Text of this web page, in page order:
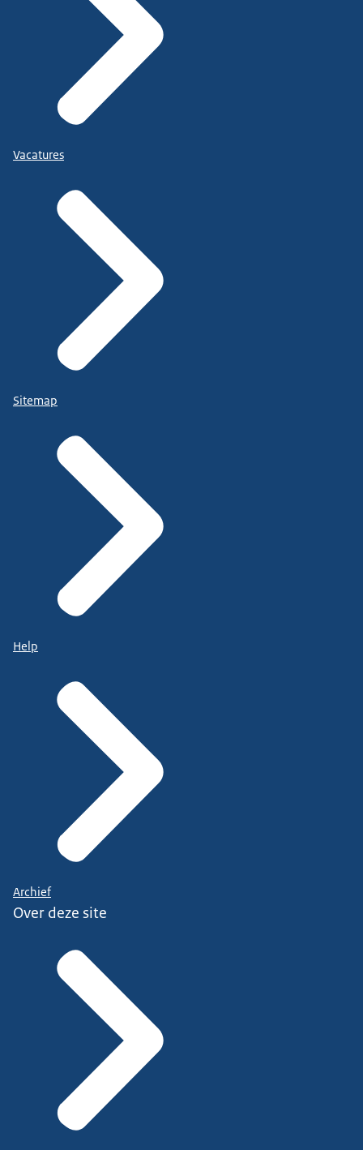
Vacatures
Sitemap
Help
Archief
Over deze site